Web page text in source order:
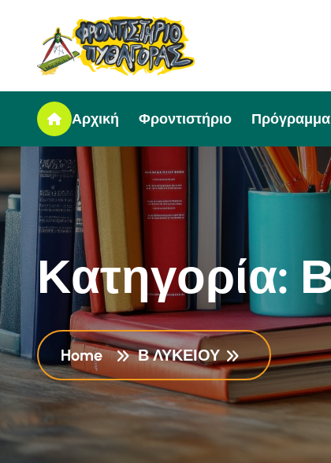
Αρχική Φροντιστήριο
Κατηγορία:
Home Β ΛΥΚΕΙΟΥ